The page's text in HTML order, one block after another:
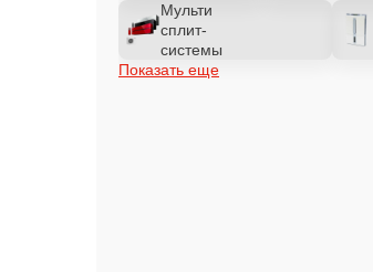
Мульти
сплит-
системы
Показать еще